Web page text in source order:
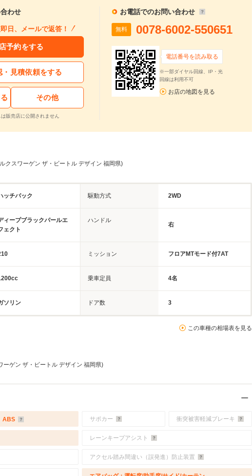
わせ
日、メールで返答！
予約をする
・見積依頼をする
その他
販売店に公開されません
お電話でのお問い合わせ
無料 0078-6002-550651
電話番号を読み取る
※一部ダイヤル回線、IP・光
回線は利用不可
お店の地図を見る
クスワーゲン ザ・ビートル デザイン 福岡県)
ッチバック 駆動方式 2WD
ィープブラックパールエ
ェクト
ハンドル
右
ミッション フロアMTモード付7AT
乗車定員 4名
ソリン ドア数 3
この車種の相場表を見る
ーゲン ザ・ビートル デザイン 福岡県)
ABS サポカー 衝突被害軽減ブレーキ
レーンキープアシスト
アクセル踏み間違い（誤発進）防止装置